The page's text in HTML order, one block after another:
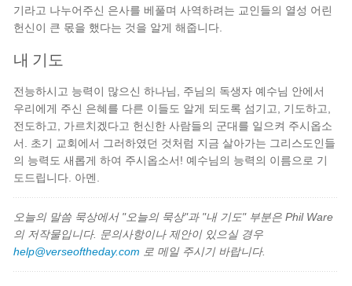
기라고 나누어주신 은사를 베풀며 사역하려는 교인들의 열성 어린
헌신이 큰 몫을 했다는 것을 알게 해줍니다.
내 기도
전능하시고 능력이 많으신 하나님, 주님의 독생자 예수님 안에서
우리에게 주신 은혜를 다른 이들도 알게 되도록 섬기고, 기도하고,
전도하고, 가르치겠다고 헌신한 사람들의 군대를 일으켜 주시옵소
서. 초기 교회에서 그러하였던 것처럼 지금 살아가는 그리스도인들
의 능력도 새롭게 하여 주시옵소서! 예수님의 능력의 이름으로 기
도드립니다. 아멘.
오늘의 말씀 묵상에서 "오늘의 묵상"과 "내 기도" 부분은 Phil Ware
의 저작물입니다. 문의사항이나 제안이 있으실 경우
help@verseoftheday.com 로 메일 주시기 바랍니다.